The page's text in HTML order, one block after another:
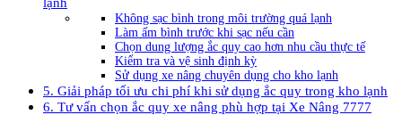
Không sạc bình trong môi trường quá lạnh
Làm ấm bình trước khi sạc nếu cần
Chọn dung lượng ắc quy cao hơn nhu cầu thực tế
Kiểm tra và vệ sinh định kỳ
Sử dụng xe nâng chuyên dụng cho kho lạnh
5. Giải pháp tối ưu chi phí khi sử dụng ắc quy trong kho lạnh
6. Tư vấn chọn ắc quy xe nâng phù hợp tại Xe Nâng 7777